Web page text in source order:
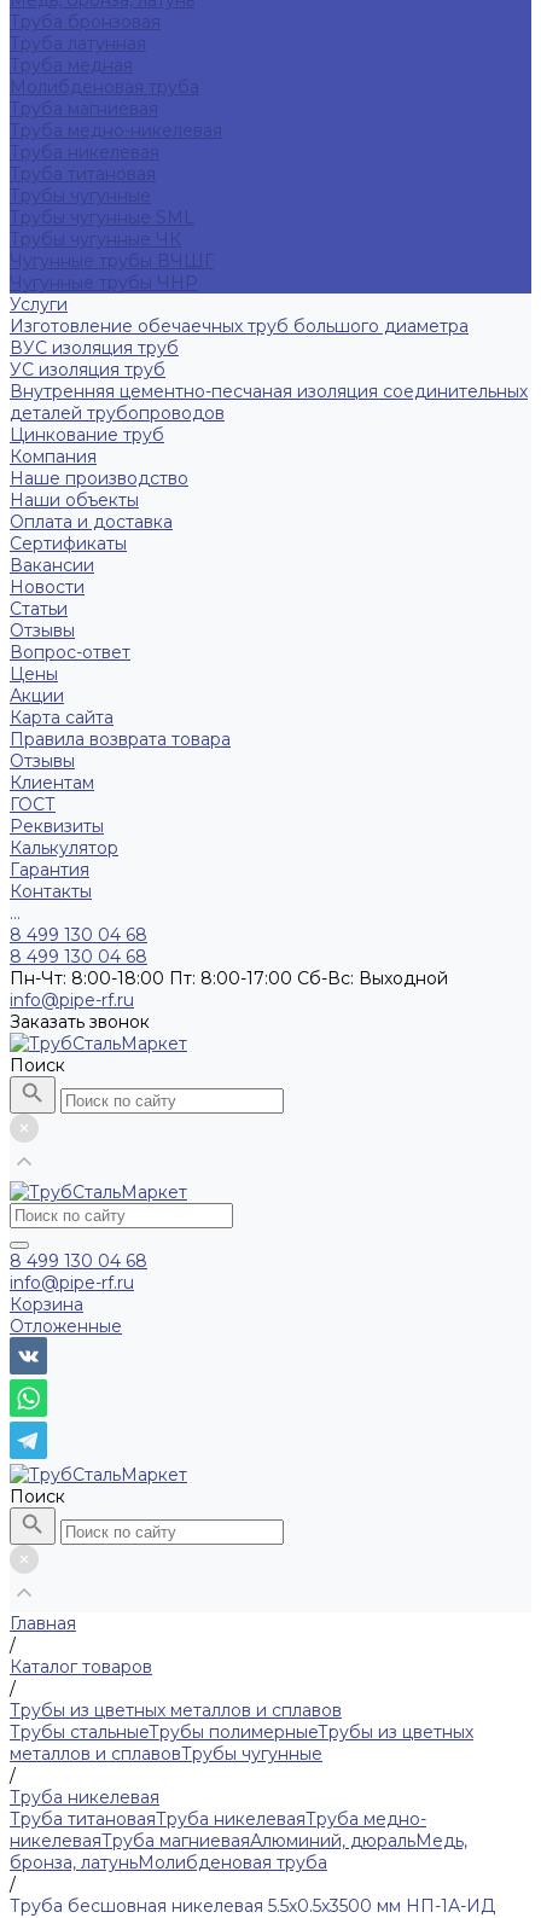
Труба бронзовая
Труба латунная
Труба медная
Молибденовая труба
Труба магниевая
Труба медно-никелевая
Труба никелевая
Труба титановая
Трубы чугунные
Трубы чугунные SML
Трубы чугунные ЧК
Чугунные трубы ВЧШГ
Чугунные трубы ЧНР
Услуги
Изготовление обечаечных труб большого диаметра
ВУС изоляция труб
УС изоляция труб
Внутренняя цементно-песчаная изоляция соединительных
деталей трубопроводов
Цинкование труб
Компания
Наше производство
Наши объекты
Оплата и доставка
Сертификаты
Вакансии
Новости
Статьи
Отзывы
Вопрос-ответ
Цены
Акции
Карта сайта
Правила возврата товара
Отзывы
Клиентам
ГОСТ
Реквизиты
Калькулятор
Гарантия
Контакты
...
8 499 130 04 68
8 499 130 04 68
Пн-Чт: 8:00-18:00 Пт: 8:00-17:00 Сб-Вс: Выходной
info@pipe-rf.ru
Заказать звонок
Поиск
8 499 130 04 68
info@pipe-rf.ru
Корзина
Отложенные
Поиск
Главная
/
Каталог товаров
/
Трубы из цветных металлов и сплавов
Трубы стальныеТрубы полимерныеТрубы из цветных
металлов и сплавовТрубы чугунные
/
Труба никелевая
Труба титановаяТруба никелеваяТруба медно-
никелеваяТруба магниеваяАлюминий, дюральМедь,
бронза, латуньМолибденовая труба
/
Труба бесшовная никелевая 5.5х0.5х3500 мм НП-1А-ИД